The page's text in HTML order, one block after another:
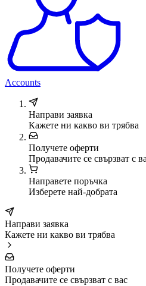
Accounts
Направи заявка
Кажете ни какво ви трябва
Получете оферти
Продавачите се свързват с
Направете поръчка
Изберете най-добрата
Направи заявка
Кажете ни какво ви трябва
Получете оферти
Продавачите се свързват с вас